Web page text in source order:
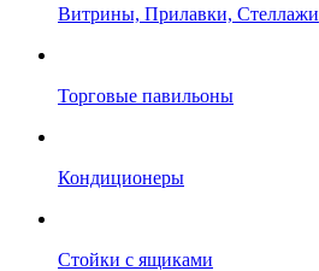
Витрины, Прилавки, Стеллажи
Торговые павильоны
Кондиционеры
Стойки с ящиками